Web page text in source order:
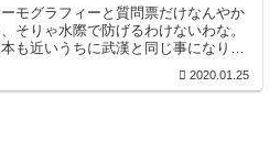
死亡
モグラフィーと質問票だけなんやか
、そりゃ水際で防げるわけないわな。
本も近いうちに武漢と同じ事になりそ
2020.01.25